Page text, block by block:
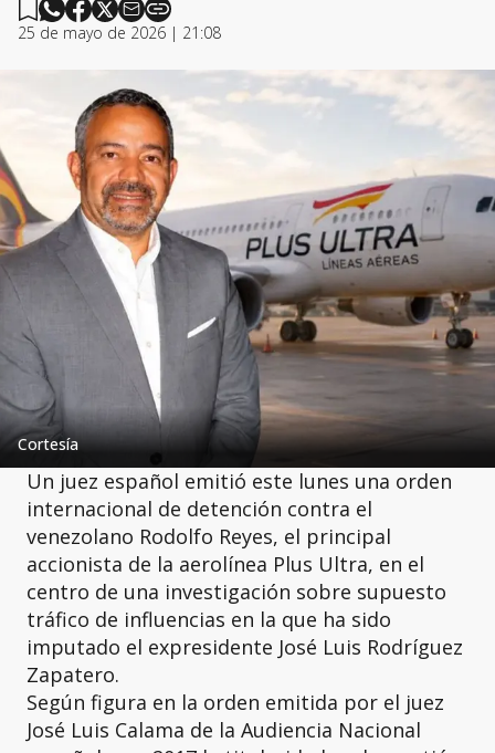
25 de mayo de 2026 | 21:08
Cortesía
Un juez español emitió este lunes una orden
internacional de detención contra el
venezolano Rodolfo Reyes, el principal
accionista de la aerolínea Plus Ultra, en el
centro de una investigación sobre supuesto
tráfico de influencias en la que ha sido
imputado el expresidente José Luis Rodríguez
Zapatero.
Según figura en la orden emitida por el juez
José Luis Calama de la Audiencia Nacional